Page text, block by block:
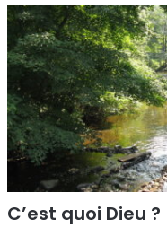
C’est quoi Dieu ?